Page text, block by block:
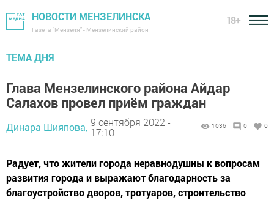
НОВОСТИ МЕНЗЕЛИНСКА
Газета "Мензеля" - Мензелинский район
18+
ТЕМА ДНЯ
Глава Мензелинского района Айдар
Салахов провел приём граждан
Динара Шияпова, 9 сентября 2022 -
17:10
1036 0 0
Радует, что жители города неравнодушны к вопросам
развития города и выражают благодарность за
благоустройство дворов, тротуаров, строительство